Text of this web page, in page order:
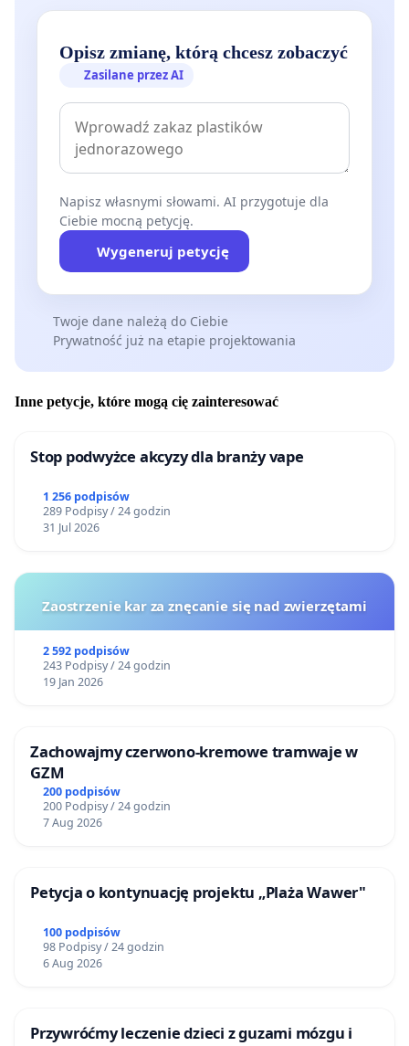
Opisz zmianę, którą chcesz zobaczyć
Zasilane przez AI
Napisz własnymi słowami. AI przygotuje dla
Ciebie mocną petycję.
Wygeneruj petycję
Twoje dane należą do Ciebie
Prywatność już na etapie projektowania
Inne petycje, które mogą cię zainteresować
Stop podwyżce akcyzy dla branży vape
1 256 podpisów
289 Podpisy / 24 godzin
31 Jul 2026
Zaostrzenie kar za znęcanie się nad zwierzętami
2 592 podpisów
243 Podpisy / 24 godzin
19 Jan 2026
Zachowajmy czerwono-kremowe tramwaje w
GZM
200 podpisów
200 Podpisy / 24 godzin
7 Aug 2026
Petycja o kontynuację projektu „Plaża Wawer"
100 podpisów
98 Podpisy / 24 godzin
6 Aug 2026
Przywróćmy leczenie dzieci z guzami mózgu i